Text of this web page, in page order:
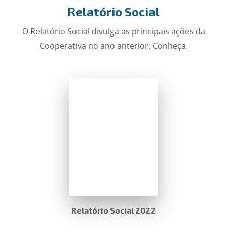
Relatório Social
O Relatório Social divulga as principais ações da
Cooperativa no ano anterior. Conheça.
Relatório Social 2022